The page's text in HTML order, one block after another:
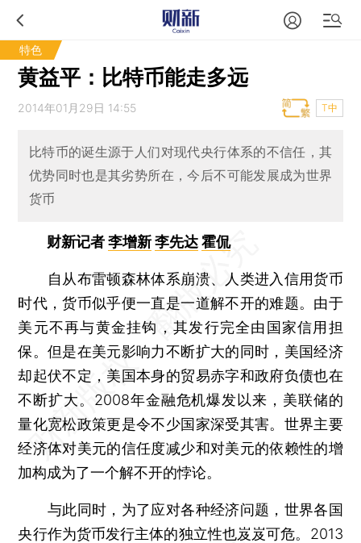
特色
黄益平：比特币能走多远
2014年01月29日 14:55 T中
比特币的诞生源于人们对现代央行体系的不信任，其
优势同时也是其劣势所在，今后不可能发展成为世界
货币
财新记者李增新 李先达 霍侃
自从布雷顿森林体系崩溃、人类进入信用货币
时代，货币似乎便一直是一道解不开的难题。由于
美元不再与黄金挂钩，其发行完全由国家信用担
保。但是在美元影响力不断扩大的同时，美国经济
却起伏不定，美国本身的贸易赤字和政府负债也在
不断扩大。2008年金融危机爆发以来，美联储的
量化宽松政策更是令不少国家深受其害。世界主要
经济体对美元的信任度减少和对美元的依赖性的增
加构成为了一个解不开的悖论。
与此同时，为了应对各种经济问题，世界各国
央行作为货币发行主体的独立性也岌岌可危。2013